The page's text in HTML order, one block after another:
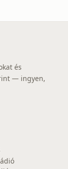
és
— ingyen,